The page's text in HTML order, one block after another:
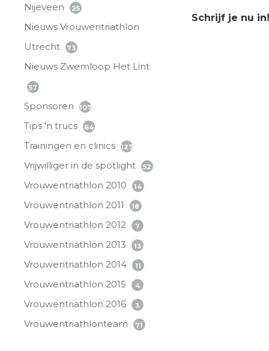
Nijeveen
25
Nieuws Vrouwentriathlon
Utrecht
73
Nieuws Zwemloop Het Lint
57
Sponsoren 107
Tips 'n trucs 64
Trainingen en clinics 127
Vrijwilliger in de spotlight 52
Vrouwentriathlon 2010 14
Vrouwentriathlon 2011 18
Vrouwentriathlon 2012 7
Vrouwentriathlon 2013 13
Vrouwentriathlon 2014 11
Vrouwentriathlon 2015 4
Vrouwentriathlon 2016 3
Vrouwentriathlonteam 71
Schrijf je nu in!